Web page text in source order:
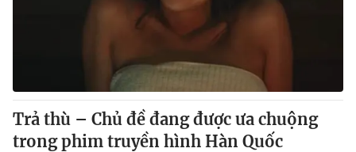
Trả thù – Chủ đề đang được ưa chuộng
trong phim truyền hình Hàn Quốc